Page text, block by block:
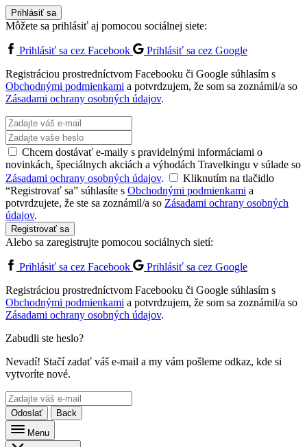
Prihlásiť sa
Môžete sa prihlásiť aj pomocou sociálnej siete:
Prihlásiť sa cez Facebook
Prihlásiť sa cez Google
Registráciou prostredníctvom Facebooku či Google súhlasím s
Obchodnými podmienkami a potvrdzujem, že som sa zoznámil/a so
Zásadami ochrany osobných údajov.
Chcem dostávať e-maily s pravidelnými informáciami o
novinkách, špeciálnych akciách a výhodách Travelkingu v súlade so
Zásadami ochrany osobných údajov.
Kliknutím na tlačidlo
“Registrovať sa” súhlasíte s Obchodnými podmienkami a
potvrdzujete, že ste sa zoznámil/a so Zásadami ochrany osobných
údajov.
Registrovať sa
Alebo sa zaregistrujte pomocou sociálnych sietí:
Prihlásiť sa cez Facebook
Prihlásiť sa cez Google
Registráciou prostredníctvom Facebooku či Google súhlasím s
Obchodnými podmienkami a potvrdzujem, že som sa zoznámil/a so
Zásadami ochrany osobných údajov.
Zabudli ste heslo?
Nevadí! Stačí zadať váš e-mail a my vám pošleme odkaz, kde si
vytvoríte nové.
Odoslať
Back
Menu